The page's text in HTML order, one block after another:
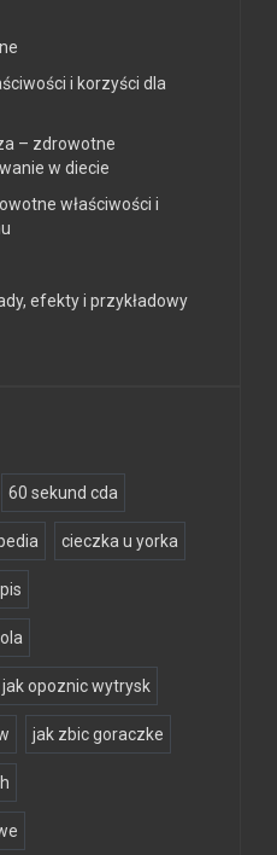
i korzyści dla
– zdrowotne
w diecie
właściwości i
efekty i przykładowy
60 sekund cda
cieczka u yorka
jak opoznic wytrysk
jak zbic goraczke